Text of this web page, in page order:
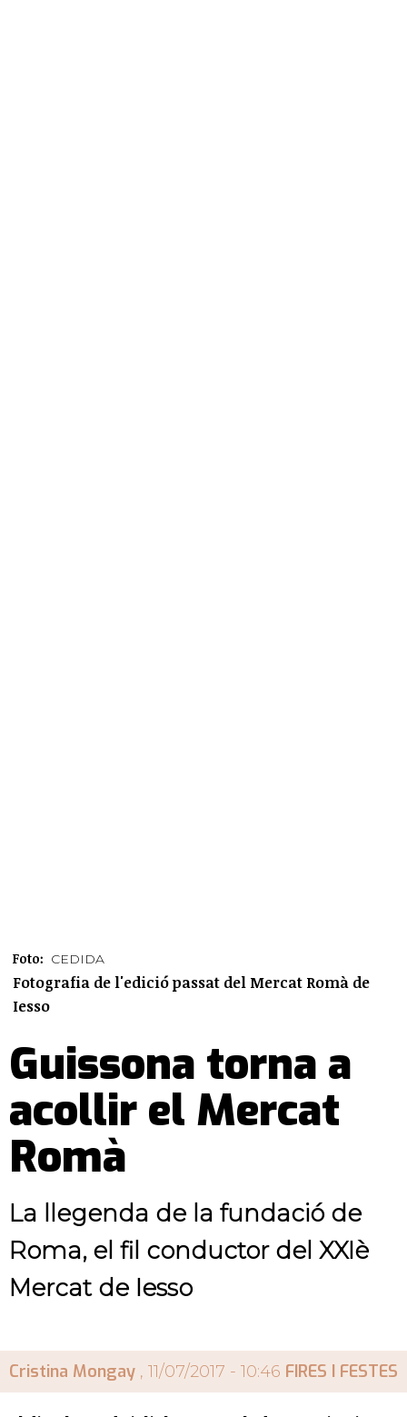
Foto: CEDIDA
Fotografia de l'edició passat del Mercat Romà de
Iesso
Guissona torna a
acollir el Mercat
Romà
La llegenda de la fundació de
Roma, el fil conductor del XXIè
Mercat de Iesso
Cristina Mongay , 11/07/2017 - 10:46 FIRES I FESTES